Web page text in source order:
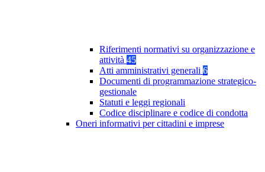
Riferimenti normativi su organizzazione e
attività 45
Atti amministrativi generali 6
Documenti di programmazione strategico-
gestionale
Statuti e leggi regionali
Codice disciplinare e codice di condotta
Oneri informativi per cittadini e imprese